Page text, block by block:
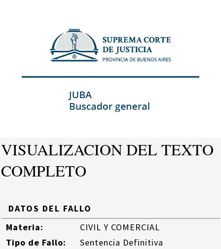
VISUALIZACION DEL TEXTO
COMPLETO
DATOS DEL FALLO
Materia:
CIVIL Y COMERCIAL
Tipo de Fallo:
Sentencia Definitiva